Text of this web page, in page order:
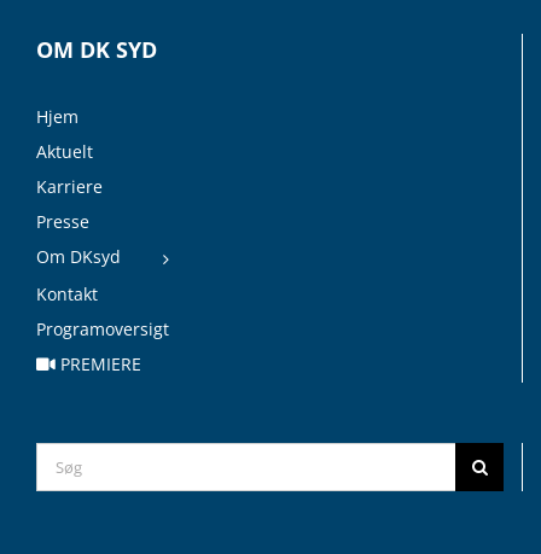
OM DK SYD
Hjem
Aktuelt
Karriere
Presse
Om DKsyd
Kontakt
Programoversigt
PREMIERE
Search
for: